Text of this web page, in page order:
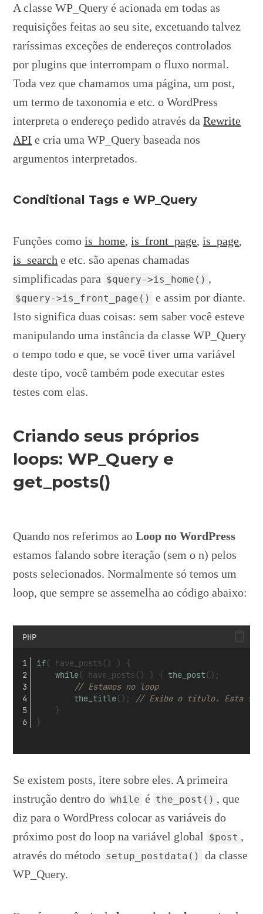
A classe WP_Query é acionada em todas as
requisições feitas ao seu site, excetuando talvez
raríssimas exceções de endereços controlados
por plugins que interrompam o fluxo normal.
Toda vez que chamamos uma página, um post,
um termo de taxonomia e etc. o WordPress
interpreta o endereço pedido através daRewrite
API e cria uma WP_Query baseada nos
argumentos interpretados.
Conditional Tags e WP_Query
Funções comois_home,is_front_page,is_page,
is_search e etc. são apenas chamadas
simplificadas para $query->is_home() ,
$query->is_front_page()
e assim por diante.
Isto significa duas coisas: sem saber você esteve
manipulando uma instância da classe WP_Query
o tempo todo e que, se você tiver uma variável
deste tipo, você também pode executar estes
testes com elas.
Criando seus próprios
loops: WP_Query e
get_posts()
Quando nos referimos aoLoop no WordPress
estamos falando sobre iteração (sem o n) pelos
posts selecionados. Normalmente só temos um
loop, que sempre se assemelha ao código abaixo:
PHP
if( have_posts() ) {
while( have_posts() ) { the_post();
// Estamos no loop
the_title();
// Exibe o título. Esta
	}
}
Se existem posts, itere sobre eles. A primeira
instrução dentro do while é the_post() , que
diz para o WordPress colocar as variáveis do
próximo post do loop na variável global
$post ,
através do método setup_postdata()
da classe
WP_Query.